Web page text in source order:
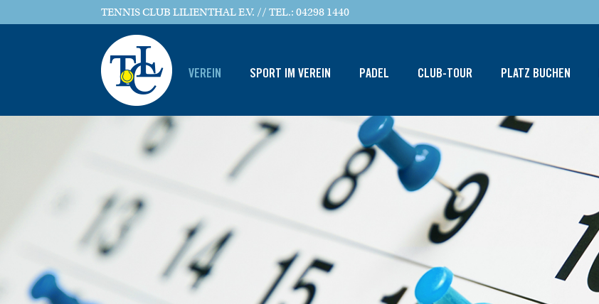
TENNIS CLUB LILIENTHAL E.V. // TEL.: 04298 1440
VEREIN SPORT IM VEREIN PADEL CLUB-TOUR PLATZ BUCHEN